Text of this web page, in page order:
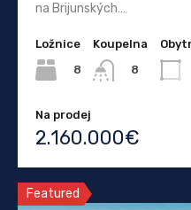
na Brijunských…
Ložnice
8
Koupelna
8
Na prodej
2.160.000€
Featured